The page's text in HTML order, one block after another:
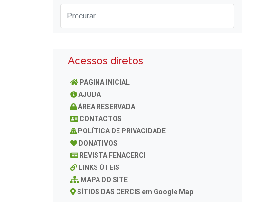
Acessos diretos
PAGINA INICIAL
AJUDA
ÁREA RESERVADA
CONTACTOS
POLÍTICA DE PRIVACIDADE
DONATIVOS
REVISTA FENACERCI
LINKS ÚTEIS
MAPA DO SITE
SÍTIOS DAS CERCIS em Google Map